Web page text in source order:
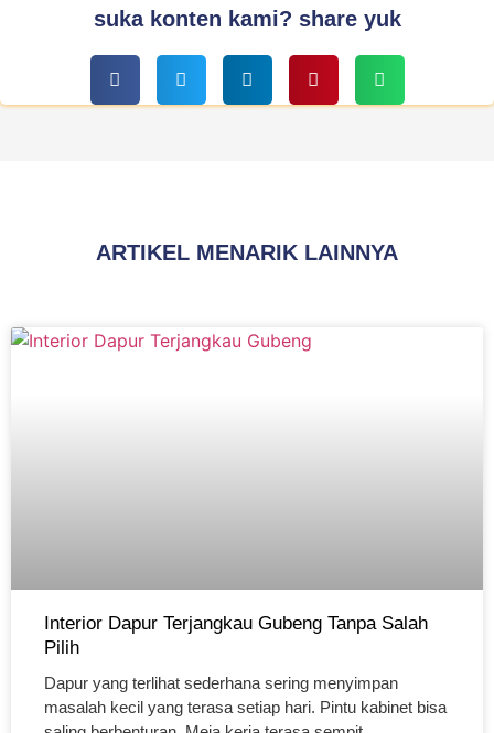
suka konten kami? share yuk
ARTIKEL MENARIK LAINNYA
Interior Dapur Terjangkau Gubeng Tanpa Salah
Pilih
Dapur yang terlihat sederhana sering menyimpan
masalah kecil yang terasa setiap hari. Pintu kabinet bisa